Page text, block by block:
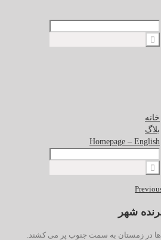
Homepage –
شهر
در زمستان به سمت جنوب پر می کشند.